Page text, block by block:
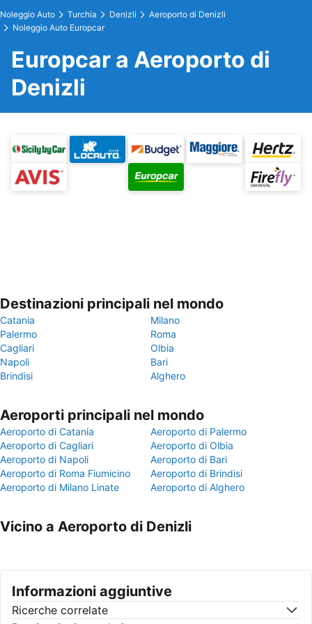
Noleggio Auto Turchia Denizli
Aeroporto di Denizli
Noleggio Auto Europcar
Europcar a Aeroporto di
Denizli
Destinazioni principali nel mondo
Catania
Milano
Palermo
Roma
Cagliari
Olbia
Napoli
Bari
Brindisi
Alghero
Aeroporti principali nel mondo
Aeroporto di Catania
Aeroporto di Palermo
Aeroporto di Cagliari
Aeroporto di Olbia
Aeroporto di Napoli
Aeroporto di Bari
Aeroporto di Roma Fiumicino
Aeroporto di Brindisi
Aeroporto di Milano Linate
Aeroporto di Alghero
Vicino a Aeroporto di Denizli
Informazioni aggiuntive
Ricerche correlate